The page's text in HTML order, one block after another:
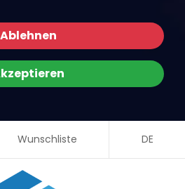
Ablehnen
Wunschliste DE